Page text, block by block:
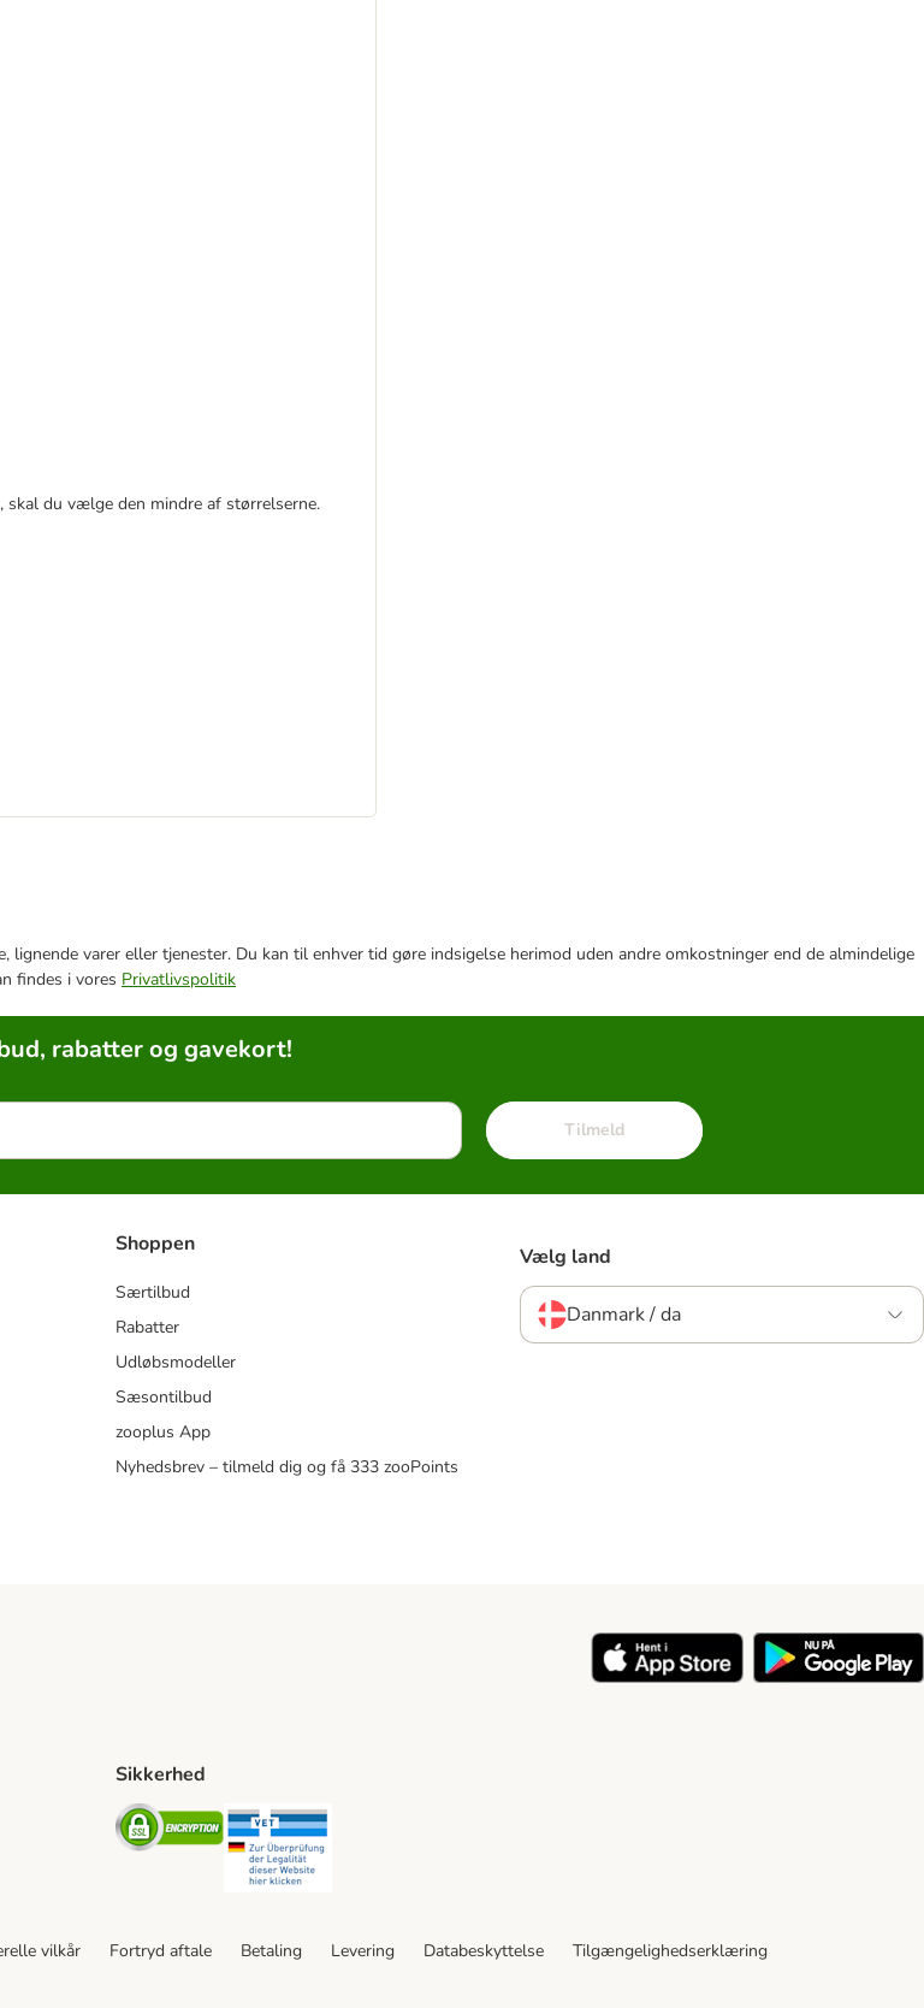
du vælge den mindre af størrelserne.
varer eller tjenester. Du kan til enhver tid gøre indsigelse herimod uden andre omkostninger end de almindelige
findes i vores Privatlivspolitik
rabatter og gavekort!
Tilmeld
Shoppen
Særtilbud
Rabatter
Udløbsmodeller
Sæsontilbud
zooplus App
Nyhedsbrev – tilmeld dig og få 333 zooPoints
Vælg land
Danmark / da
Sikkerhed
Security
vilkår Fortryd aftale Betaling Levering Databeskyttelse
Tilgængelighedserklæring